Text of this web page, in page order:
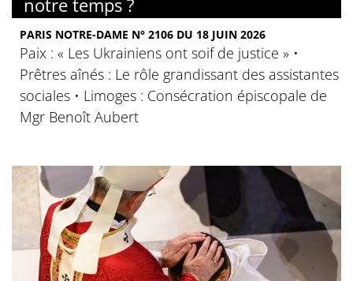
notre temps ?
PARIS NOTRE-DAME N° 2106 DU 18 JUIN 2026
Paix : « Les Ukrainiens ont soif de justice » •
Prêtres aînés : Le rôle grandissant des assistantes
sociales • Limoges : Consécration épiscopale de
Mgr Benoît Aubert